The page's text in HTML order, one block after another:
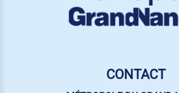
CONTACT